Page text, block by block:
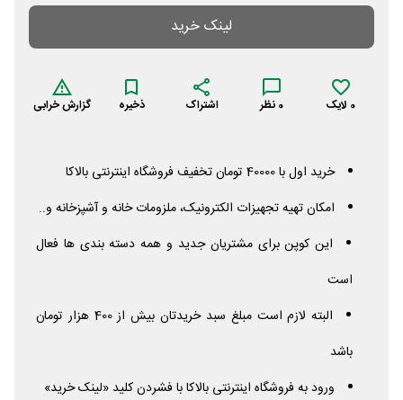
لینک خرید
0 لایک 0 نظر اشتراک ذخیره گزارش خرابی
خرید اول با 40000 تومان تخفیف فروشگاه اینترنتی بالاکا
امکان تهیه تجهیزات الکترونیک، ملزومات خانه و آشپزخانه و..
این کوپن برای مشتریان جدید و همه دسته بندی ها فعال
است
البته لازم است مبلغ سبد خریدتان بیش از 400 هزار تومان
باشد
ورود به فروشگاه اینترنتی بالاکا با فشردن کلید «لینک خرید»